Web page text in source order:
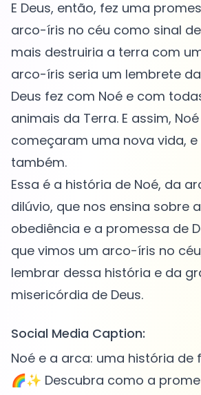
E Deus, então, fez uma
arco-íris no céu como sinal
mais destruiria a terra com
arco-íris seria um lembrete
Deus fez com Noé e com
animais da Terra. E assim,
começaram uma nova vida,
também.
Essa é a história de Noé, da
dilúvio, que nos ensina sobre
obediência e a promessa de
que vimos um arco-íris no
lembrar dessa história e da
Social Media Caption:
Noé e a arca: uma história de
🌈✨ Descubra como a